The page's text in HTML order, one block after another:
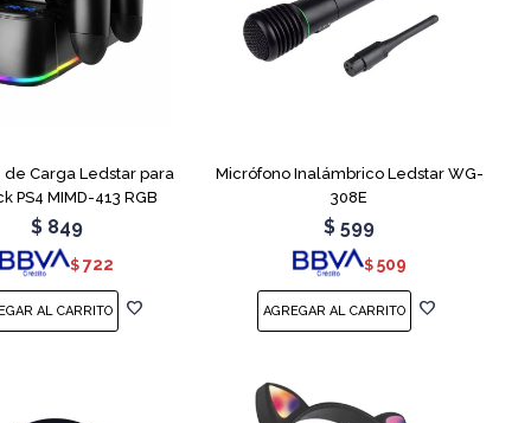
de Carga Ledstar para
PS4 MIMD-413 RGB
$ 849
$ 722
Micrófono Inalámbrico Ledstar WG-
308E
$ 599
$ 509